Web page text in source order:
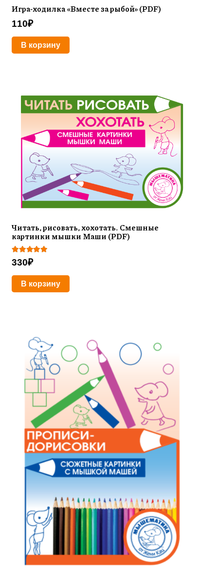
Игра-ходилка «Вместе за рыбой» (PDF)
110₽
В корзину
Читать, рисовать, хохотать. Смешные
картинки мышки Маши (PDF)
Оценка
330₽
В корзину